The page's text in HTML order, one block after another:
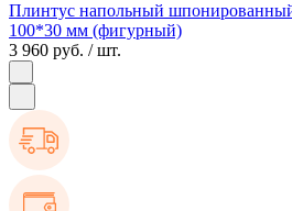
Плинтус напольный
100*30 мм (фигурный)
3 960 руб. / шт.